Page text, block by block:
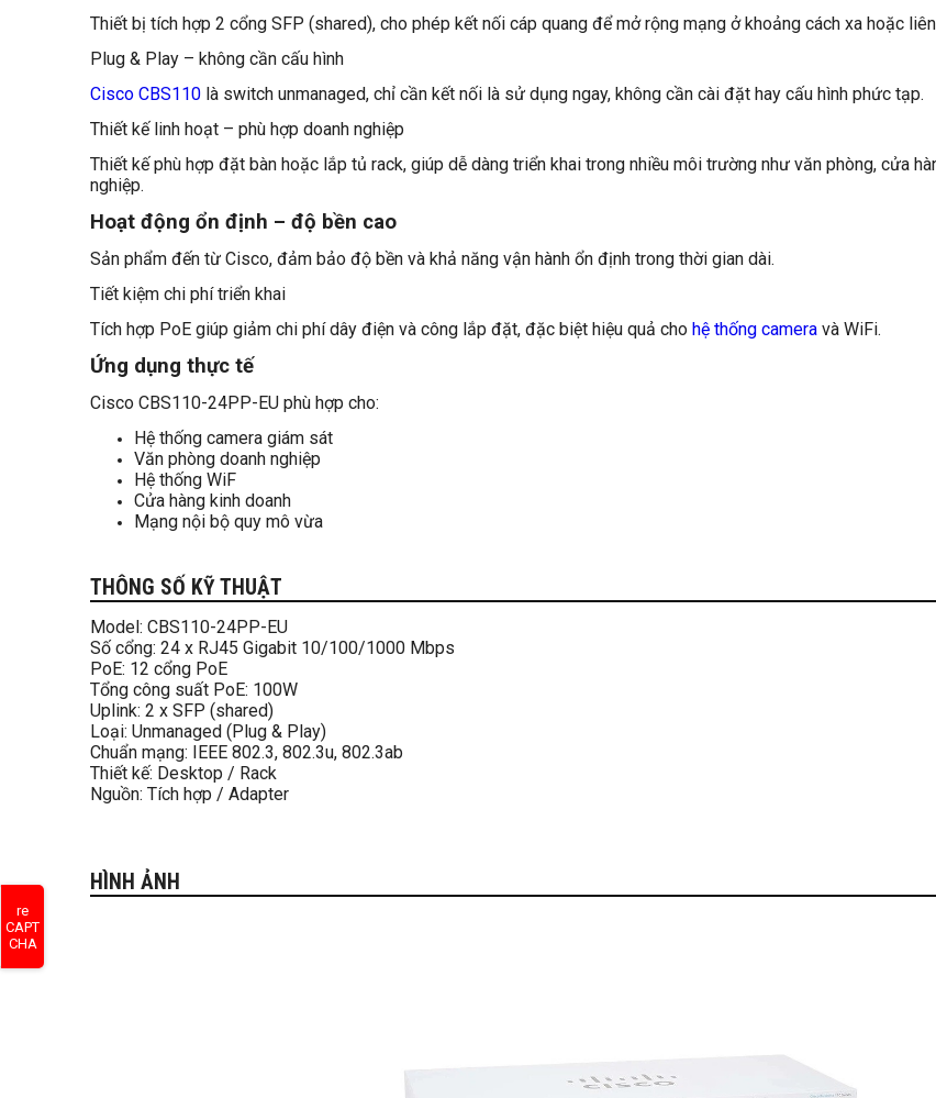
Thiết bị tích hợp 2 cổng SFP (shared), cho phép kết nối cáp quang để mở rộng mạng ở khoảng cách xa hoặc
Plug & Play – không cần cấu hình
Cisco CBS110 là switch unmanaged, chỉ cần kết nối là sử dụng ngay, không cần cài đặt hay cấu hình phức tạp.
Thiết kế linh hoạt – phù hợp doanh nghiệp
Thiết kế phù hợp đặt bàn hoặc lắp tủ rack, giúp dễ dàng triển khai trong nhiều môi trường như văn phòng, cửa
nghiệp.
Hoạt động ổn định – độ bền cao
Sản phẩm đến từ Cisco, đảm bảo độ bền và khả năng vận hành ổn định trong thời gian dài.
Tiết kiệm chi phí triển khai
Tích hợp PoE giúp giảm chi phí dây điện và công lắp đặt, đặc biệt hiệu quả cho hệ thống camera và WiFi.
Ứng dụng thực tế
Cisco CBS110-24PP-EU phù hợp cho:
Hệ thống camera giám sát
Văn phòng doanh nghiệp
Hệ thống WiF
Cửa hàng kinh doanh
Mạng nội bộ quy mô vừa
THÔNG SỐ KỸ THUẬT
Model: CBS110-24PP-EU
Số cổng: 24 x RJ45 Gigabit 10/100/1000 Mbps
PoE: 12 cổng PoE
Tổng công suất PoE: 100W
Uplink: 2 x SFP (shared)
Loại: Unmanaged (Plug & Play)
Chuẩn mạng: IEEE 802.3, 802.3u, 802.3ab
Thiết kế: Desktop / Rack
Nguồn: Tích hợp / Adapter
HÌNH ẢNH
re
CAPT
CHA